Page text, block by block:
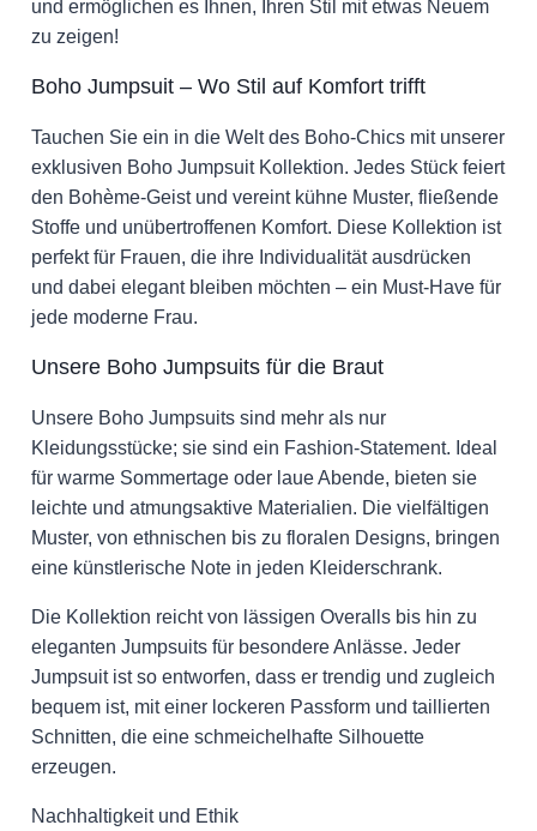
und ermöglichen es Ihnen, Ihren Stil mit etwas Neuem
zu zeigen!
Boho Jumpsuit – Wo Stil auf Komfort trifft
Tauchen Sie ein in die Welt des Boho-Chics mit unserer
exklusiven Boho Jumpsuit Kollektion. Jedes Stück feiert
den Bohème-Geist und vereint kühne Muster, fließende
Stoffe und unübertroffenen Komfort. Diese Kollektion ist
perfekt für Frauen, die ihre Individualität ausdrücken
und dabei elegant bleiben möchten – ein Must-Have für
jede moderne Frau.
Unsere Boho Jumpsuits für die Braut
Unsere Boho Jumpsuits sind mehr als nur
Kleidungsstücke; sie sind ein Fashion-Statement. Ideal
für warme Sommertage oder laue Abende, bieten sie
leichte und atmungsaktive Materialien. Die vielfältigen
Muster, von ethnischen bis zu floralen Designs, bringen
eine künstlerische Note in jeden Kleiderschrank.
Die Kollektion reicht von lässigen Overalls bis hin zu
eleganten Jumpsuits für besondere Anlässe. Jeder
Jumpsuit ist so entworfen, dass er trendig und zugleich
bequem ist, mit einer lockeren Passform und taillierten
Schnitten, die eine schmeichelhafte Silhouette
erzeugen.
Nachhaltigkeit und Ethik